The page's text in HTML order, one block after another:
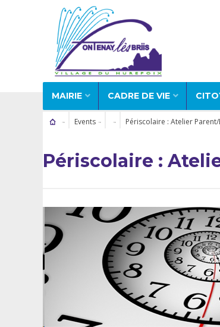
MAIRIE CADRE DE VIE
Events Périscolaire : Atelier Parent/
Périscolaire :